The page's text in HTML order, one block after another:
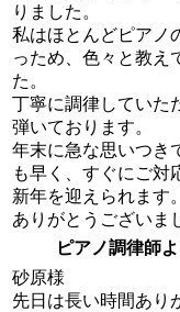
りました。
私はほとんどピアノ
っため、色々と教え
た。
丁寧に調律していた
弾いております。
年末に急な思いつき
も早く、すぐにご対
新年を迎えられます。
ありがとうございま
ピアノ調律師
砂原様
先日は長い時間あり